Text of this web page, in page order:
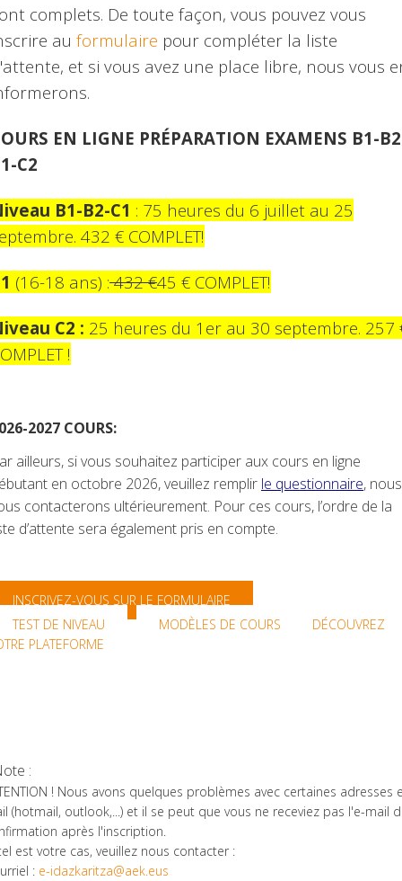
complets. De toute façon, vous pouvez vous
au formulaire pour compléter la liste
et si vous avez une place libre, nous vous
EN LIGNE PRÉPARATION EXAMENS B1-
C2
B1-B2-C1 : 75 heures du 6 juillet au 25
432 € COMPLET!
(16-18 ans) :432 €45 € COMPLET!
C2 : 25 heures du 1er au 30 septembre. 257
!
2027 COURS:
ailleurs, si vous souhaitez participer aux cours en ligne
en octobre 2026, veuillez remplir le questionnaire, nous
contacterons ultérieurement. Pour ces cours, l’ordre de la
d’attente sera également pris en compte.
INSCRIVEZ-VOUS SUR LE FORMULAIRE
TEST DE NIVEAU
MODÈLES DE COURS
DÉCOUVREZ
PLATEFORME
:
! Nous avons quelques problèmes avec certaines adresses
(hotmail, outlook,...) et il se peut que vous ne receviez pas l'e-mail
après l'inscription.
est votre cas, veuillez nous contacter :
: e-idazkaritza@aek.eus